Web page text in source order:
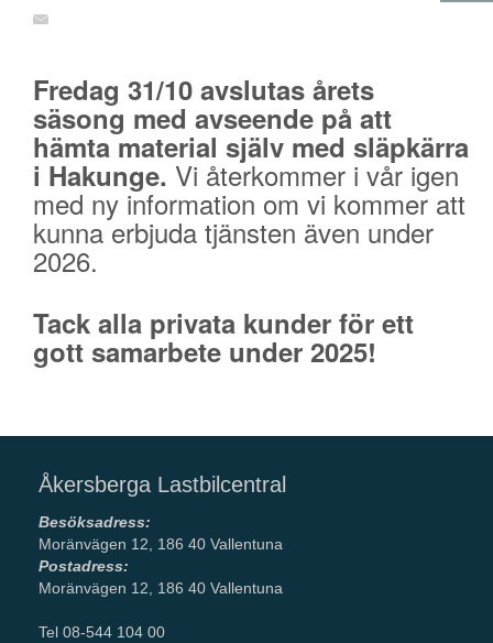
Fredag 31/10 avslutas årets
säsong med avseende på att
hämta material själv med släpkärra
i Hakunge. Vi återkommer i vår igen
med ny information om vi kommer att
kunna erbjuda tjänsten även under
2026.
Tack alla privata kunder för ett
gott samarbete under 2025!
Åkersberga Lastbilcentral
Besöksadress:
Moränvägen 12, 186 40 Vallentuna
Postadress:
Moränvägen 12, 186 40 Vallentuna
Tel 08-544 104 00